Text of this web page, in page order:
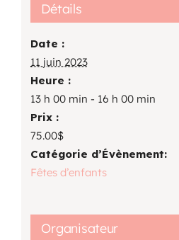
Détails
Date :
11 juin 2023
Heure :
13 h 00 min - 16 h 00 min
Prix :
75.00$
Catégorie d’Évènement:
Fêtes d’enfants
Organisateur